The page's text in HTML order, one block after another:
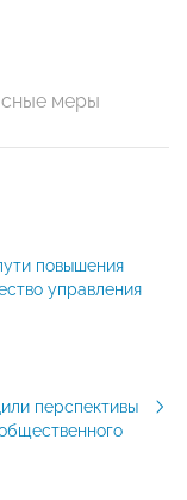
меры
повышения
управления
перспективы